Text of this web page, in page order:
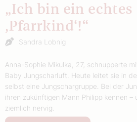
„Ich bin ein echtes
,Pfarrkind‘!“
Sandra Lobnig
Anna-Sophie Mikulka, 27, schnupperte
Baby Jungscharluft. Heute leitet sie in
selbst eine Jungschargruppe. Bei der
ihren zukünftigen Mann Philipp kennen
ziemlich nervig.